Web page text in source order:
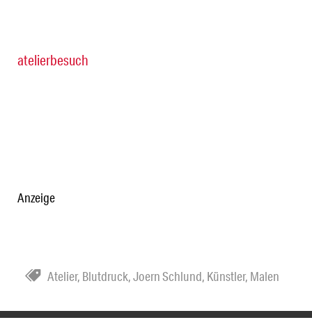
atelierbesuch
Anzeige
Atelier, Blutdruck,Joern Schlund, Künstler, Malen